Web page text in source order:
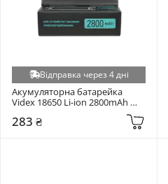
Відправка через 4 дні
Акумуляторна батарейка
Videx 18650 Li-ion 2800mAh
283 ₴